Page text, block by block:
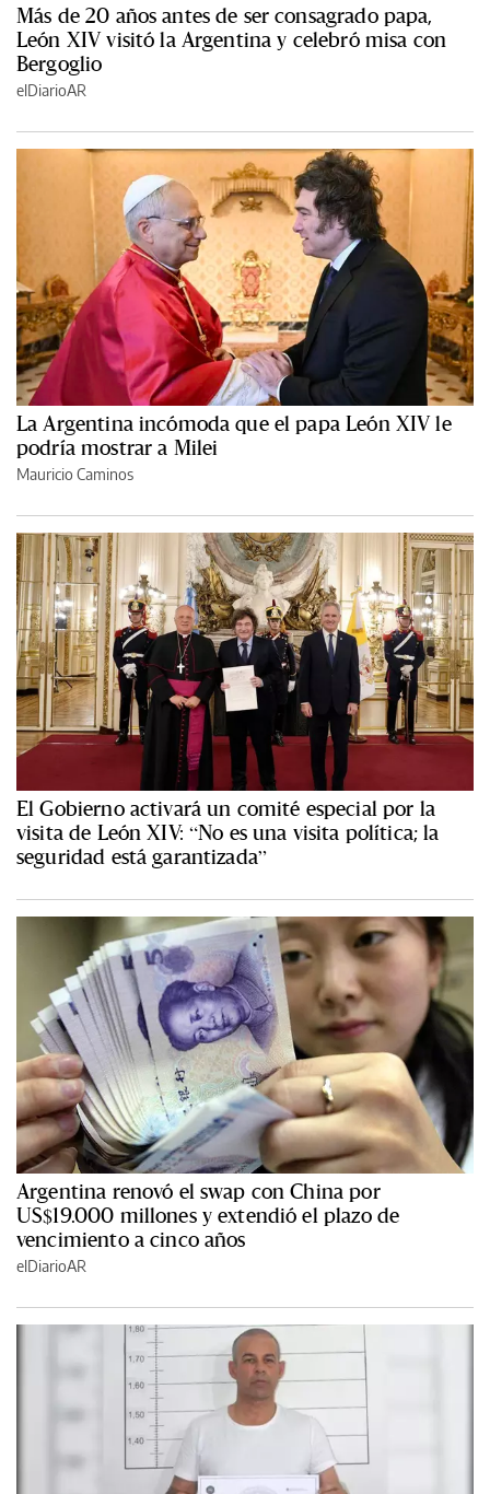
Más de 20 años antes de ser consagrado papa,
León XIV visitó la Argentina y celebró misa con
Bergoglio
elDiarioAR
La Argentina incómoda que el papa León XIV le
podría mostrar a Milei
Mauricio Caminos
El Gobierno activará un comité especial por la
visita de León XIV: “No es una visita política; la
seguridad está garantizada”
Argentina renovó el swap con China por
US$19.000 millones y extendió el plazo de
vencimiento a cinco años
elDiarioAR